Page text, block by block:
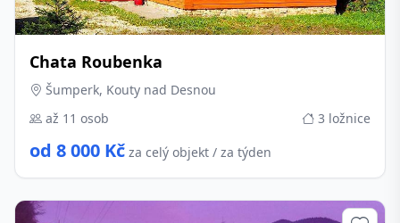
Chata Roubenka
Šumperk, Kouty nad Desnou
až 11 osob
3 ložnice
od 8 000 Kč za celý objekt / za týden